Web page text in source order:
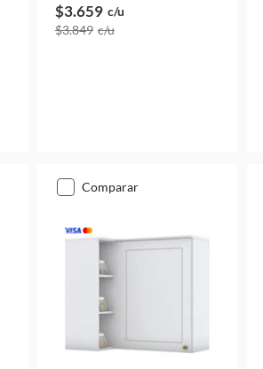
$3.659 c/u
$3.849 c/u
comparar